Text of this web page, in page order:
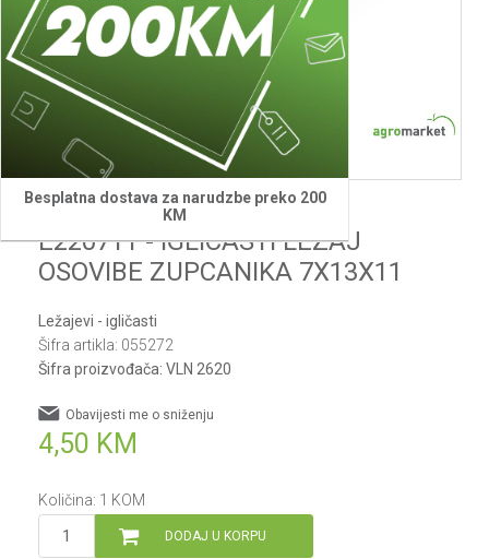
Besplatna dostava za narudzbe preko 200
KM
Villager
E220711 - IGLICASTI LEZAJ
OSOVIBE ZUPCANIKA 7X13X11
Ležajevi - igličasti
Šifra artikla: 055272
Šifra proizvođača: VLN 2620
4,50 KM
Obavijesti me o sniženju
Količina: 1 KOM
DODAJ U KORPU